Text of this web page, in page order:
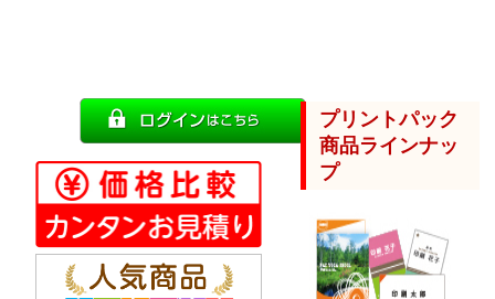
プリントパック
商品ラインナッ
プ